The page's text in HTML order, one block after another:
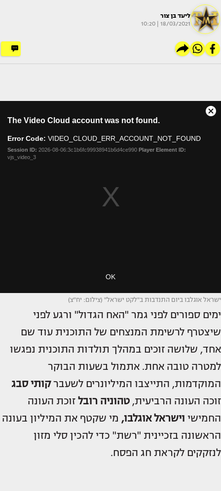
ליעד בן צור
18/03/2021 | 10:20
ישראל אוגלבו ביום התנדבות ב"לקט ישראל" (צילום: יח"צ)
ימים ספורים לפני גמר "האח הגדול" ורגע לפני
שיצטרף לרשימת המנצחים של התוכנית עוד שם
אחד, שלושה זוכים במהלך תולדות התוכנית נפגשו
למטרה טובה אחת. אתמול בשעות הבוקר
המוקדמות, התייצבו המיליונרים לשעברקותי סבג
זוכה העונה הרביעית, טהוניה רובל זוכת העונה
החמישי וישראל אוגלבו, מי שקטף את המיליון בעונה
הראשונה בזכיינית "רשת" כדי להכין סלי מזון
לנזקקים לקראת חג הפסח.